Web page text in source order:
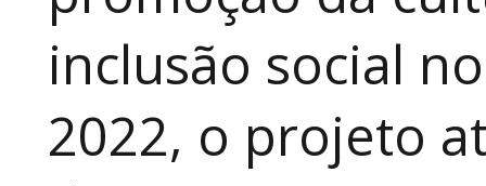
inclusão social
2022, o projeto